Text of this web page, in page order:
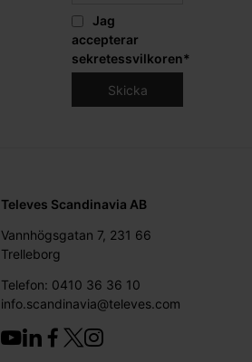
Jag
accepterar
sekretessvilkoren*
Televes Scandinavia AB
Vannhögsgatan 7, 231 66
Trelleborg
Telefon: 0410 36 36 10
info.scandinavia@televes.com